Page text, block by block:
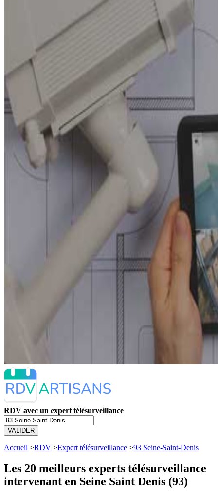
RDV avec un expert télésurveillance
VALIDER
Accueil >RDV >Expert télésurveillance >93 Seine-Saint-Denis
Les 20 meilleurs experts télésurveillance
intervenant en Seine Saint Denis (93)